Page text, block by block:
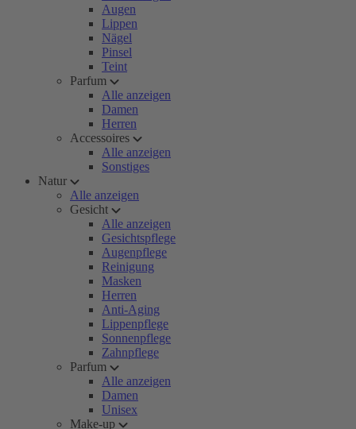
Augen
Lippen
Nägel
Pinsel
Teint
Parfum
Alle anzeigen
Damen
Herren
Accessoires
Alle anzeigen
Sonstiges
Natur
Alle anzeigen
Gesicht
Alle anzeigen
Gesichtspflege
Augenpflege
Reinigung
Masken
Herren
Anti-Aging
Lippenpflege
Sonnenpflege
Zahnpflege
Parfum
Alle anzeigen
Damen
Unisex
Make-up